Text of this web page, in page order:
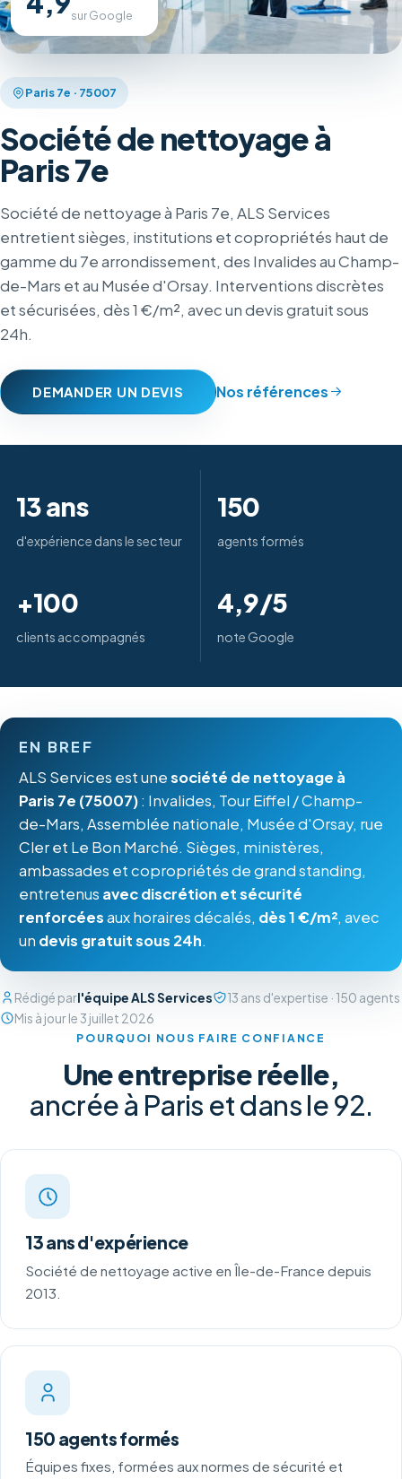
Paris 7e · 75007
Société de nettoyage à
Paris 7e
Société de nettoyage à Paris 7e, ALS Services
entretient sièges, institutions et copropriétés haut de
gamme du 7e arrondissement, des Invalides au Champ-
de-Mars et au Musée d'Orsay. Interventions discrètes
et sécurisées, dès 1 €/m², avec un devis gratuit sous
24h.
DEMANDER UN DEVIS Nos références
sur Google
13 ans
d'expérience dans le secteur
150
agents formés
+100
clients accompagnés
4,9/5
note Google
EN BREF
ALS Services est unesociété de nettoyage à
Paris 7e (75007): Invalides, Tour Eiffel / Champ-
de-Mars, Assemblée nationale, Musée d'Orsay, rue
Cler et Le Bon Marché. Sièges, ministères,
ambassades et copropriétés de grand standing,
entretenus avec discrétion et sécurité
renforcéesaux horaires décalés, dès 1 €/m², avec
un devis gratuit sous 24h.
Rédigé parl'équipe ALS Services
13 ans d'expertise · 150 agents
Mis à jour le 3 juillet 2026
POURQUOI NOUS FAIRE CONFIANCE
Une entreprise réelle,
ancrée à Paris et dans le 92.
13 ans d'expérience
Société de nettoyage active en Île-de-France depuis
2013.
150 agents formés
Équipes fixes, formées aux normes de sécurité et